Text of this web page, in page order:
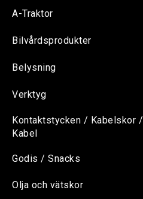
A-Traktor
Bilvårdsprodukter
Belysning
Verktyg
Kontaktstycken / Kabelskor /
Kabel
Godis / Snacks
Olja och vätskor